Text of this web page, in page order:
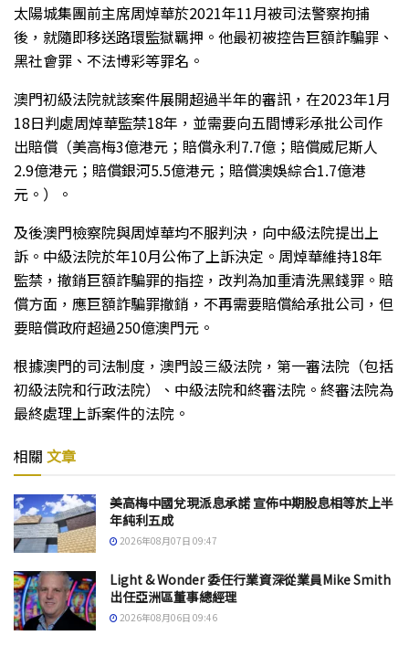
太陽城集團前主席周焯華於2021年11月被司法警察拘捕
後，就隨即移送路環監獄羈押。他最初被控告巨額詐騙罪、
黑社會罪、不法博彩等罪名。
澳門初級法院就該案件展開超過半年的審訊，在2023年1月
18日判處周焯華監禁18年，並需要向五間博彩承批公司作
出賠償（美高梅3億港元；賠償永利7.7億；賠償威尼斯人
2.9億港元；賠償銀河5.5億港元；賠償澳娛綜合1.7億港
元。）。
及後澳門檢察院與周焯華均不服判決，向中級法院提出上
訴。中級法院於年10月公佈了上訴決定。周焯華維持18年
監禁，撤銷巨額詐騙罪的指控，改判為加重清洗黑錢罪。賠
償方面，應巨額詐騙罪撤銷，不再需要賠償給承批公司，但
要賠償政府超過250億澳門元。
根據澳門的司法制度，澳門設三級法院，第一審法院（包括
初級法院和行政法院）、中級法院和終審法院。終審法院為
最終處理上訴案件的法院。
相關 文章
美高梅中國兌現派息承諾 宣佈中期股息相等於上半
年純利五成
2026年08月07日 09:47
Light & Wonder 委任行業資深從業員Mike Smith
出任亞洲區董事總經理
2026年08月06日 09:46